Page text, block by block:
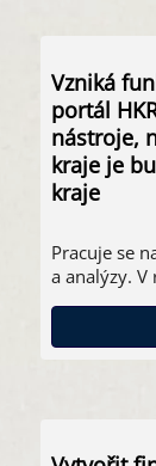
Vzniká
portál
nástroje,
kraje je
kraje
Pracuje se
a analýzy.